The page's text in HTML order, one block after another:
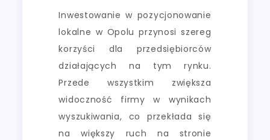
Inwestowanie w pozycjonowanie
lokalne w Opolu przynosi szereg
korzyści dla przedsiębiorców
działających na tym rynku.
Przede wszystkim zwiększa
widoczność firmy w wynikach
wyszukiwania, co przekłada się
na większy ruch na stronie